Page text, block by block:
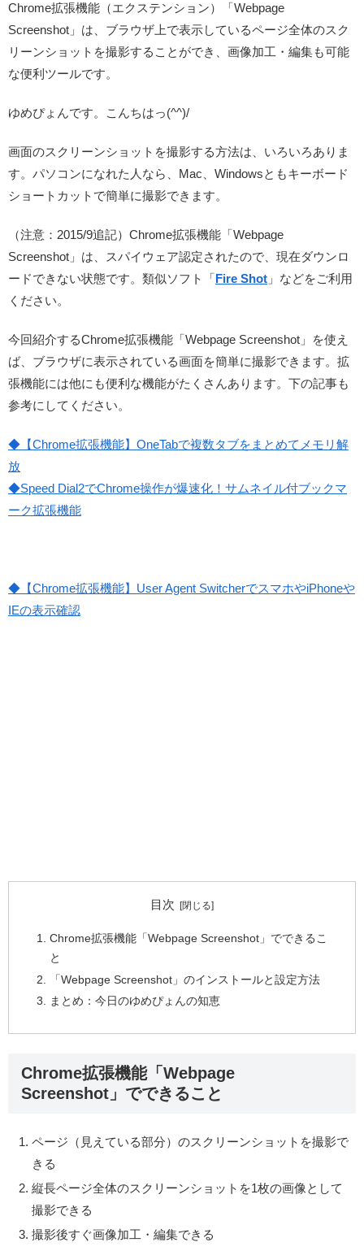
Chrome拡張機能（エクステンション）「Webpage
Screenshot」は、ブラウザ上で表示しているページ全体のスク
リーンショットを撮影することができ、画像加工・編集も可能
な便利ツールです。
ゆめぴょんです。こんちはっ(^^)/
画面のスクリーンショットを撮影する方法は、いろいろありま
す。パソコンになれた人なら、Mac、Windowsともキーボード
ショートカットで簡単に撮影できます。
（注意：2015/9追記） Chrome拡張機能「Webpage
Screenshot」は、スパイウェア認定されたので、現在ダウンロ
ードできない状態です。類似ソフト「Fire Shot 」などをご利用
ください。
今回紹介するChrome拡張機能「Webpage Screenshot」を使え
ば、ブラウザに表示されている画面を簡単に撮影できます。拡
張機能には他にも便利な機能がたくさんあります。下の記事も
参考にしてください。
◆【Chrome拡張機能】OneTabで複数タブをまとめてメモリ解
放
◆Speed Dial2でChrome操作が爆速化！サムネイル付ブックマ
ーク拡張機能
◆【Chrome拡張機能】User Agent SwitcherでスマホやiPhoneや
IEの表示確認
目次
Chrome拡張機能「Webpage Screenshot」でできるこ
と
「Webpage Screenshot」のインストールと設定方法
まとめ：今日のゆめぴょんの知恵
Chrome拡張機能「Webpage
Screenshot」でできること
ページ（見えている部分）のスクリーンショットを撮影で
きる
縦長ページ全体のスクリーンショットを1枚の画像として
撮影できる
撮影後すぐ画像加工・編集できる